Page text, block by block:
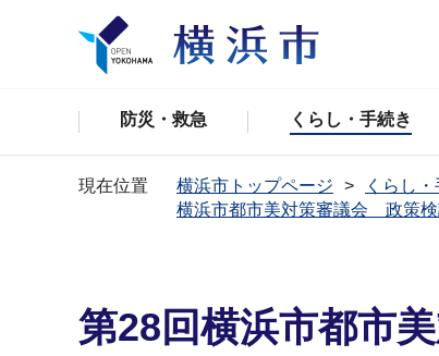
防災・救急 くらし・手続き
現在位置 横浜市トップページ くらし・
横浜市都市美対策審議会 政策
第28回横浜市都市